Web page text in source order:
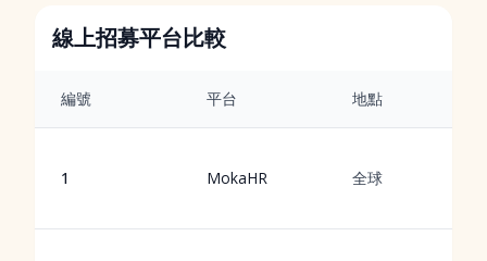
線上招募平台比較
編號 平台 地點
1 MokaHR 全球